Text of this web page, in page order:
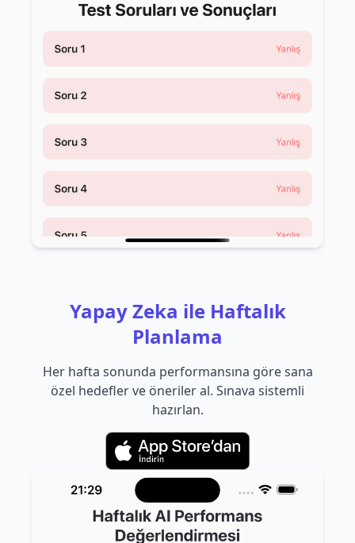
Yapay Zeka ile Haftalık
Planlama
Her hafta sonunda performansına göre sana
özel hedefler ve öneriler al. Sınava sistemli
hazırlan.